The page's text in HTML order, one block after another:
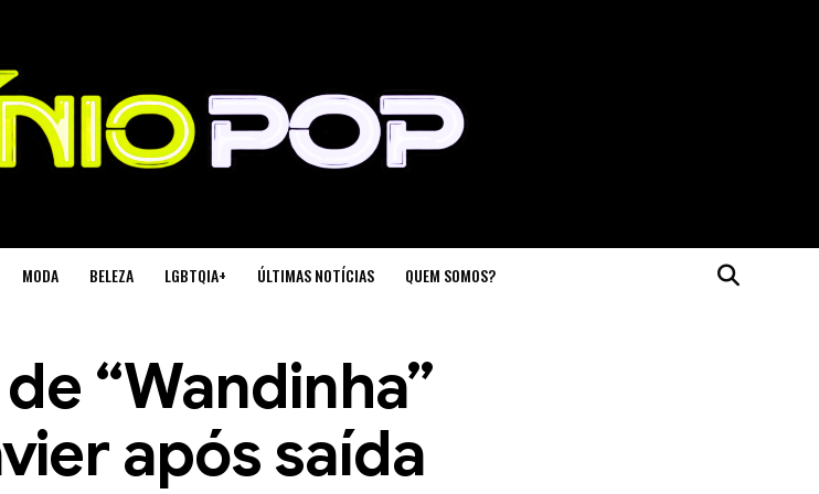
MODA BELEZA LGBTQIA+ ÚLTIMAS NOTÍCIAS QUEM SOMOS?
“Wandinha”
após saída